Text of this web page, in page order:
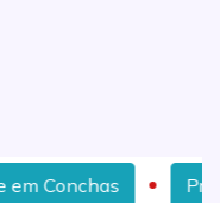
Conchas Preço